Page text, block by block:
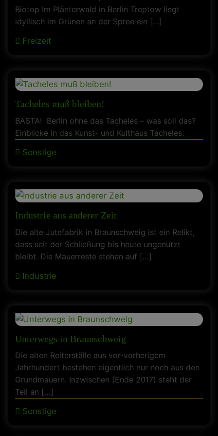
Biotop Im Plänterwald in Berlin Treptow liegt
idyllisch im Grünen an der Spree ein […]
Freizeit
Tacheles muß bleiben!
BASTA! Berlin ohne das Tacheles – was soll das?
Einblicke in das Kunst- und Kulthaus Tacheles.
Sonstige
Industrie aus anderer Zeit
Die alte Jutefabrik in Braunschweig ist ein Relikt,
dass seit der Schließung bis heute ungenutzt
bleibt. Die Mauerreste stehen auf […]
Industrie
Unterwegs in Braunschweig
Die alten Reiterställe aus vor-vorherigem
Jahrhundert bestehen eigentlich nur noch aus den
Grundmauern. Inzwischen (Ende 2017) steht der
Teil an […]
Sonstige